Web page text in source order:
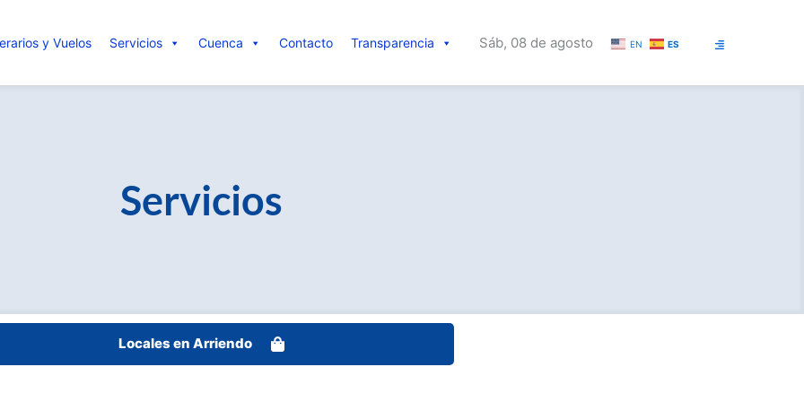
y Vuelos Servicios Cuenca Contacto Transparencia Sáb, 08 de agosto EN ES
Servicios
Locales en Arriendo